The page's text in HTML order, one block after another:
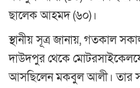
ছালেক আহমদ (৬০)।
স্থানীয় সূত্র জানায়, গতকাল
দাউদপুর থেকে
আসছিলেন মকবুল আলী। তার